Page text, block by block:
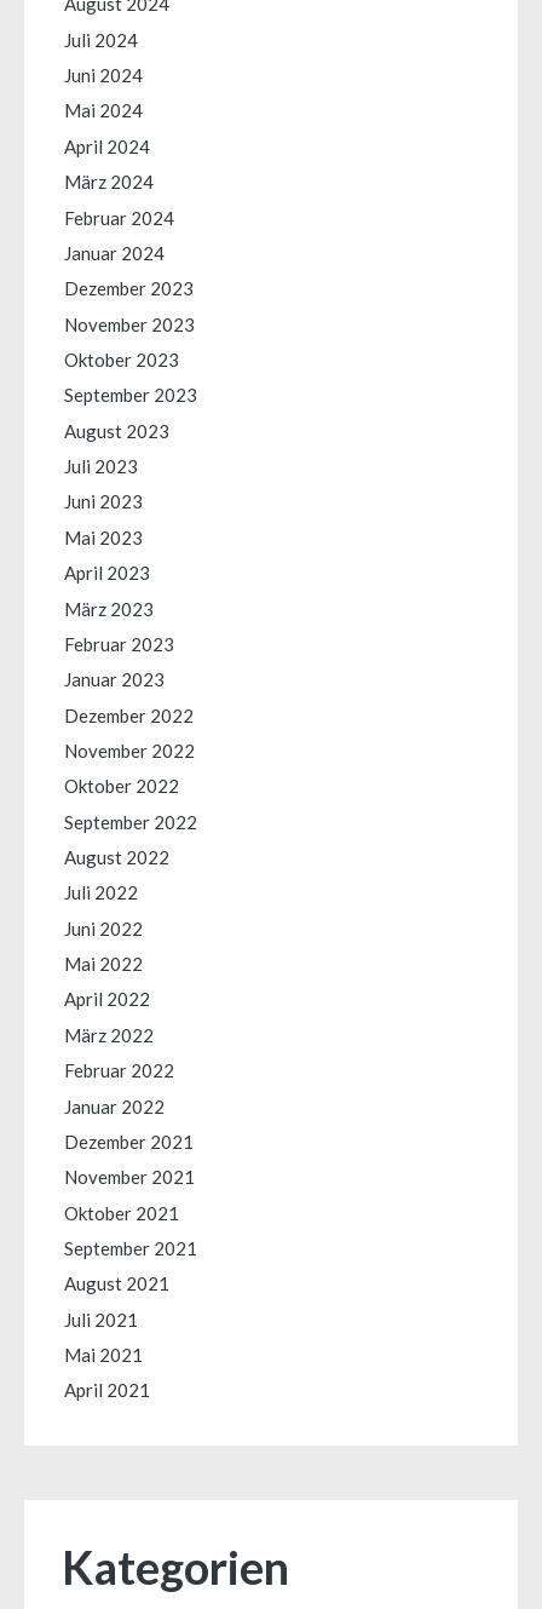
Juli 2024
Juni 2024
Mai 2024
April 2024
März 2024
Februar 2024
Januar 2024
Dezember 2023
November 2023
Oktober 2023
September 2023
August 2023
Juli 2023
Juni 2023
Mai 2023
April 2023
März 2023
Februar 2023
Januar 2023
Dezember 2022
November 2022
Oktober 2022
September 2022
August 2022
Juli 2022
Juni 2022
Mai 2022
April 2022
März 2022
Februar 2022
Januar 2022
Dezember 2021
November 2021
Oktober 2021
September 2021
August 2021
Juli 2021
Mai 2021
April 2021
Kategorien